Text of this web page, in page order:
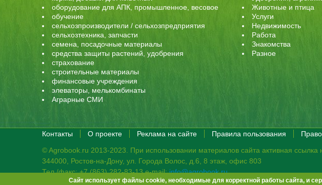
оборудование для АПК, промышленное, весовое
обучение
сельхозпроизводители / сельхозпредприятия
сельхозтехника, запчасти
семена, посадочные материалы
средства защиты растений, удобрения
страхование
строительные материалы
финансовые учреждения
элеваторы, мелькомбинаты
Аграрные СМИ
Животные и птица
Услуги
Недвижимость
Работа
Знакомства
Разное
Контакты О проекте Реклама на сайте Правила пользования
© Agrobook.ru 2013-2023. При использовании материалов сайта активная ссылка
344000, Ростов-на-Дону, ул. Города Волос, д.6, 8 этаж, офис 803
Тел./факс: +7 (863) 282-83-13 e-mail:info@agrobook.ru
Возрастная категория сайта: 16+. Объявления на сайте не премодерируются.
Сайт использует файлы cookie, необходимые для корректной работы сайта, и